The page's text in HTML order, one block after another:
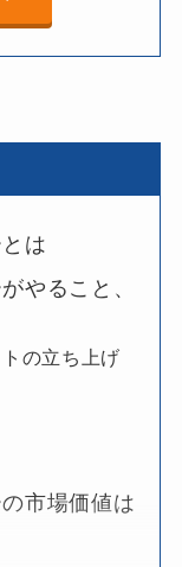
は
やること、
の立ち上げ
市場価値は